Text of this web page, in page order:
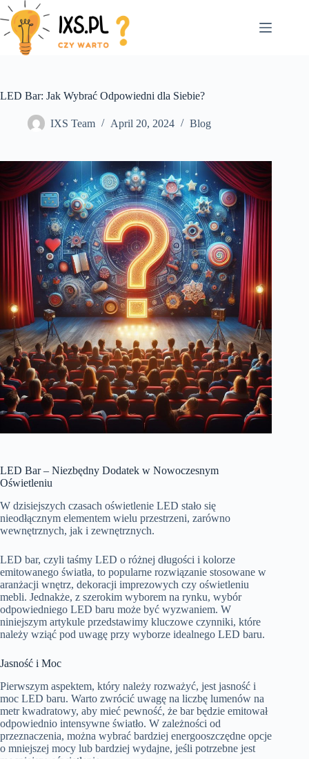
Skip
to
content
LED Bar: Jak Wybrać Odpowiedni dla Siebie?
IXS Team April 20, 2024 Blog
LED Bar – Niezbędny Dodatek w Nowoczesnym
Oświetleniu
W dzisiejszych czasach oświetlenie LED stało się
nieodłącznym elementem wielu przestrzeni, zarówno
wewnętrznych, jak i zewnętrznych.
LED bar, czyli taśmy LED o różnej długości i kolorze
emitowanego światła, to popularne rozwiązanie stosowane w
aranżacji wnętrz, dekoracji imprezowych czy oświetleniu
mebli. Jednakże, z szerokim wyborem na rynku, wybór
odpowiedniego LED baru może być wyzwaniem. W
niniejszym artykule przedstawimy kluczowe czynniki, które
należy wziąć pod uwagę przy wyborze idealnego LED baru.
Jasność i Moc
Pierwszym aspektem, który należy rozważyć, jest jasność i
moc LED baru. Warto zwrócić uwagę na liczbę lumenów na
metr kwadratowy, aby mieć pewność, że bar będzie emitował
odpowiednio intensywne światło. W zależności od
przeznaczenia, można wybrać bardziej energooszczędne opcje
o mniejszej mocy lub bardziej wydajne, jeśli potrzebne jest